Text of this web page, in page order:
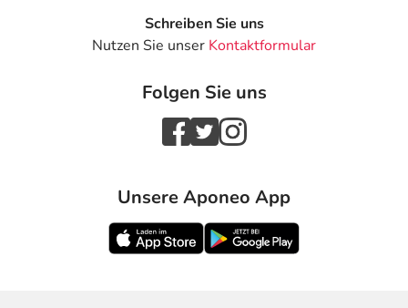
Schreiben Sie uns
Nutzen Sie unser Kontaktformular
Folgen Sie uns
Unsere Aponeo App